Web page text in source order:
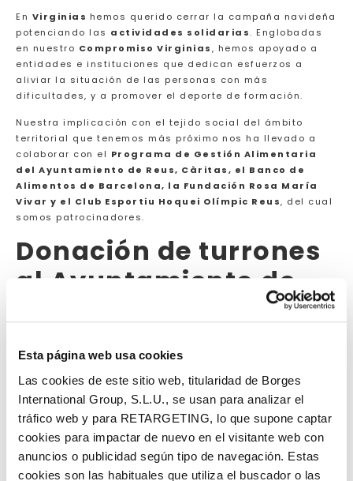
Esta página web usa cookies
Las cookies de este sitio web, titularidad de Borges
International Group, S.L.U., se usan para analizar el
tráfico web y para RETARGETING, lo que supone captar
cookies para impactar de nuevo en el visitante web con
anuncios o publicidad según tipo de navegación. Estas
cookies son las habituales que utiliza el buscador o las
En Virginias hemos querido cerrar la campaña navideña
potenciando las actividades solidarias. Englobadas
en nuestro Compromiso Virginias, hemos apoyado a
entidades e instituciones que dedican esfuerzos a
aliviar la situación de las personas con más
dificultades, y a promover el deporte de formación.
Nuestra implicación con el tejido social del ámbito
territorial que tenemos más próximo nos ha llevado a
colaborar con el Programa de Gestión Alimentaria
del Ayuntamiento de Reus, Càritas, el Banco de
Alimentos de Barcelona, la Fundación Rosa María
Vivar y el Club Esportiu Hoquei Olímpic Reus, del cual
somos patrocinadores.
Donación de turrones
al Ayuntamiento de
La Red de distribución de alimentos que gestiona la
concejalía de Bienestar Social del Ayuntamiento de Reus
atiende a cerca de 1.100 familias en dificultades y
además entrega 180 menús diarios a través del
comedor social. Para aportar un poco de dulzura durante
las fiestas navideñas,desde Virginias hemos donado
1.500 barras de turrón al Programa de Gestión
Alimentaria, que han sido distribuidas a través del
circuito habitual del servicio, con la ayuda inestimable